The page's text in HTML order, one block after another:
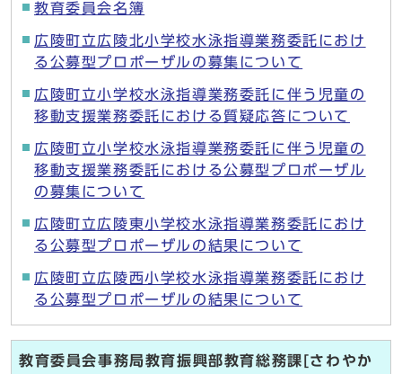
教育委員会名簿
広陵町立広陵北小学校水泳指導業務委託におけ
る公募型プロポーザルの募集について
広陵町立小学校水泳指導業務委託に伴う児童の
移動支援業務委託における質疑応答について
広陵町立小学校水泳指導業務委託に伴う児童の
移動支援業務委託における公募型プロポーザル
の募集について
広陵町立広陵東小学校水泳指導業務委託におけ
る公募型プロポーザルの結果について
広陵町立広陵西小学校水泳指導業務委託におけ
る公募型プロポーザルの結果について
教育委員会事務局教育振興部教育総務課[さわやか